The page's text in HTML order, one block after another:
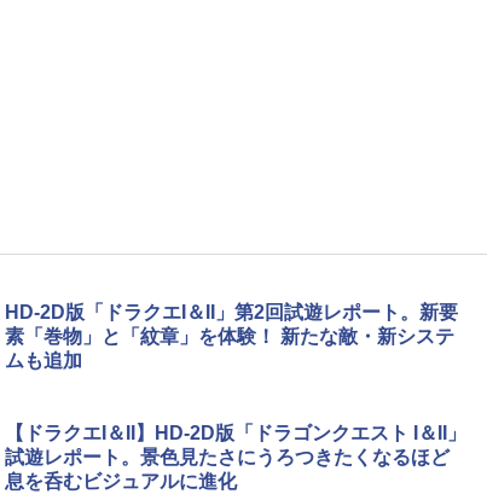
HD-2D版「ドラクエI＆II」第2回試遊レポート。新要
素「巻物」と「紋章」を体験！ 新たな敵・新システ
ムも追加
【ドラクエI＆II】HD-2D版「ドラゴンクエスト I＆II」
試遊レポート。景色見たさにうろつきたくなるほど
息を呑むビジュアルに進化